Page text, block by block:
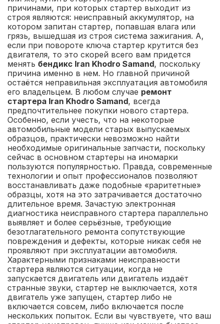
причинами, при которых стартер выходит из
строя являются: неисправный аккумулятор, на
котором запитан стартер, попавшая влага или
грязь, вышедшая из строя система зажигания. А,
если при повороте ключа стартер крутится без
двигателя, то это скорей всего вам придется
менять бендикс Iran Khodro Samand, поскольку
причина именно в нем. Но главной причиной
остаётся неправильная эксплуатация автомобиля
его владельцем. В любом случае ремонт
стартера Iran Khodro Samand, всегда
предпочтительнее покупки нового стартера.
Особенно, если учесть, что на некоторые
автомобильные модели старых выпускаемых
образцов, практически невозможно найти
необходимые оригинальные запчасти, поскольку
сейчас в основном стартеры на иномарки
пользуются популярностью. Правда, современные
технологии и опыт профессионалов позволяют
восстанавливать даже подобные «раритетные»
образцы, хотя на это затрачивается достаточно
длительное время. Зачастую электронная
диагностика неисправного стартера параллельно
выявляет и более серьёзные, требующие
безотлагательного ремонта сопутствующие
повреждения и дефекты, которые никак себя не
проявляют при эксплуатации автомобиля.
Характерными признаками неисправности
стартера являются ситуации, когда не
запускается двигатель или двигатель издаёт
странные звуки, стартер не выключается, хотя
двигатель уже запущен, стартер либо не
включается совсем, либо включается после
нескольких попыток. Если вы чувствуете, что ваш